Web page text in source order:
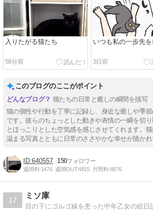
入りたがる猫たち
58分前
いつも私の一歩先
3日前
このブログのここがポイント
猫たちの日常と癒しの瞬間を描写
猫の個性や行動を丁寧に記録し、身近な癒しや季
です。彼らのちょっとした動きや表情の一瞬を切
とほっこりとした空気感を感じさせてくれます。
温まる写真とともに日常のささやかな幸せが描かれ
640557 150
週間IN:1476 週間OUT:4815 月間IN:6876
17
ミソ庫
目の下にゴルゴ線を患った中年乙女の絵日